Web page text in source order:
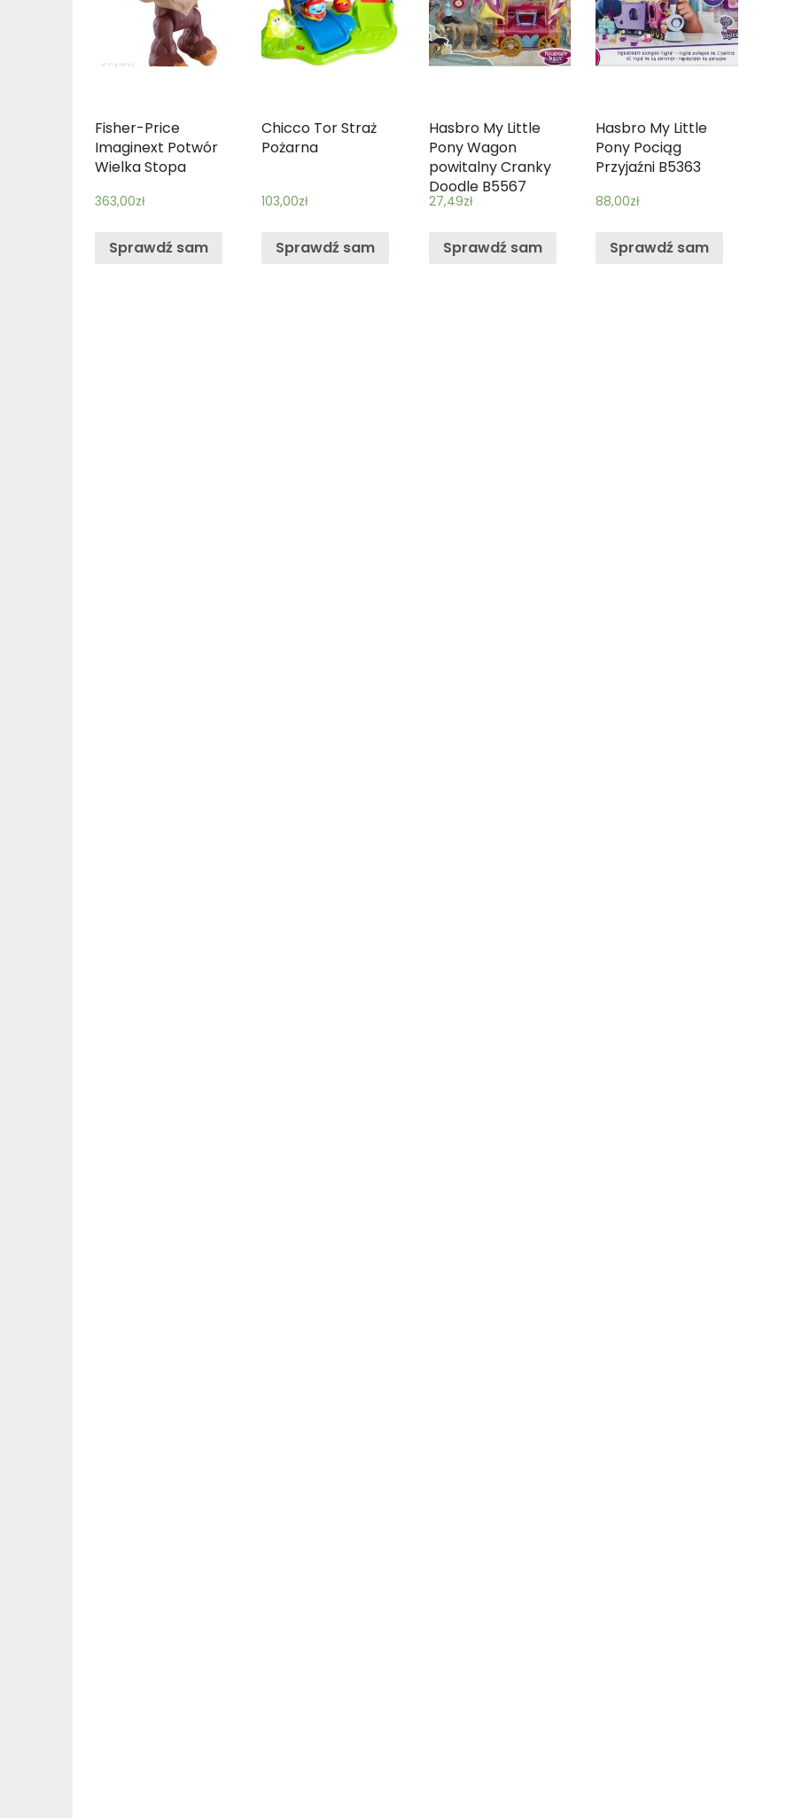
Fisher-Price
Imaginext Potwór
Wielka Stopa
363,00zł
Sprawdź sam
Chicco Tor Straż
Pożarna
103,00zł
Sprawdź sam
Hasbro My Little
Pony Wagon
powitalny Cranky
Doodle B5567
27,49zł
Sprawdź sam
Hasbro My Little
Pony Pociąg
Przyjaźni B5363
88,00zł
Sprawdź sam